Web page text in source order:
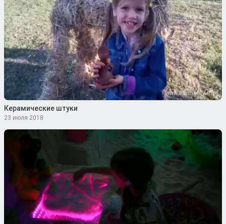
Керамические штуки
23 июля 2018